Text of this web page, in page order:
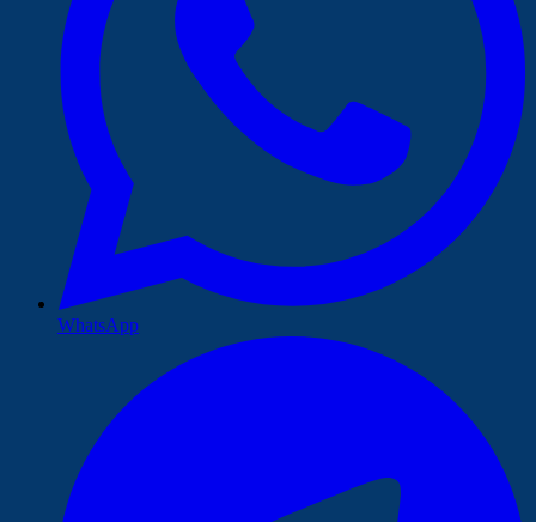
WhatsApp